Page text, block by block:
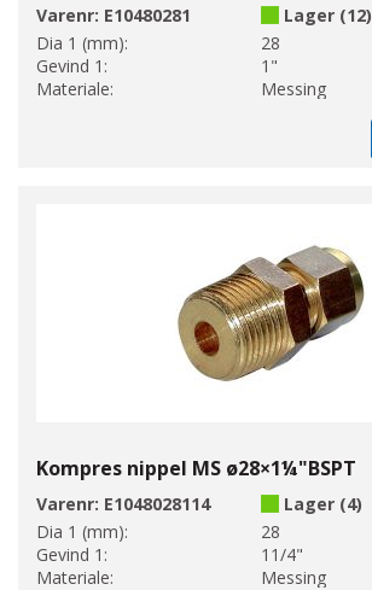
Varenr: E10480281
Lager (12)
Dia 1 (mm):
28
Gevind 1:
1"
Materiale:
Messing
Kompres nippel MS ø28×1¼"BSPT
Varenr: E1048028114
Lager (4)
Dia 1 (mm):
28
Gevind 1:
11/4"
Materiale:
Messing